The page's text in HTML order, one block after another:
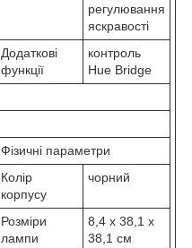
регулювання
яскравості
Додаткові
функції
контроль
Hue Bridge
Фізичні параметри
Колір
корпусу
чорний
Розміри
лампи
8,4 x 38,1 x
38,1 см